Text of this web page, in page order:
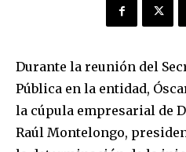
Durante la reunión del
Pública en la entidad,
la cúpula empresarial de
Raúl Montelongo,